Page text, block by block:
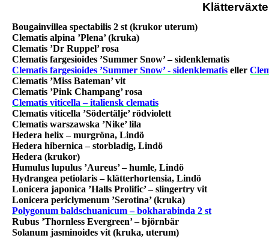
Bougainvillea spectabilis 2 st (krukor uterum)
Clematis alpina ’Plena’ (kruka)
Clematis ’Dr Ruppel’ rosa
Clematis fargesioides ’Summer Snow’ – sidenklematis
Clematis fargesioides ’Summer Snow’ - sidenklematis eller
Clematis ’Miss Bateman’ vit
Clematis ’Pink Champang’ rosa
Clematis viticella – italiensk clematis
Clematis viticella ’Södertälje’ rödviolett
Clematis warszawska ’Nike’ lila
Hedera helix – murgröna, Lindö
Hedera hibernica – storbladig, Lindö
Hedera (krukor)
Humulus lupulus ’Aureus’ – humle, Lindö
Hydrangea petiolaris – klätterhortensia, Lindö
Lonicera japonica ’Halls Prolific’ – slingertry vit
Lonicera periclymenum ’Serotina’ (kruka)
Polygonum baldschuanicum – bokharabinda 2 st
Rubus ’Thornless Evergreen’ – björnbär
Solanum jasminoides vit (kruka, uterum)